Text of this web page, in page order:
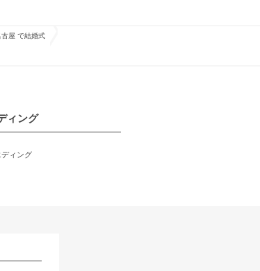
屋 で結婚式
ィング
ィング